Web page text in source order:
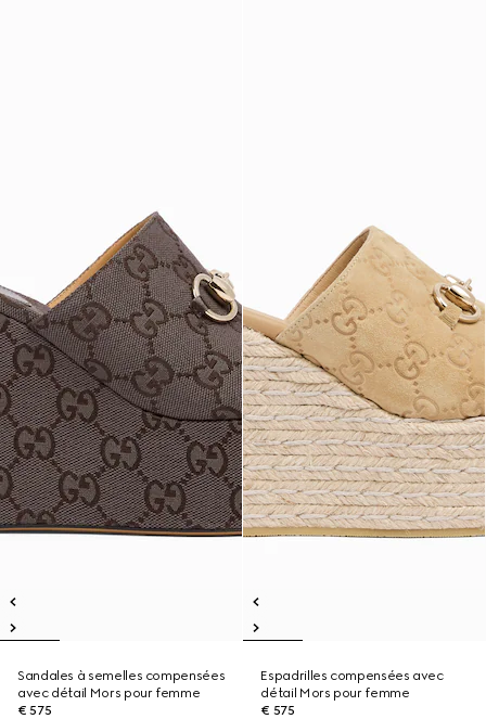
Sandales à semelles compensées
avec détail Mors pour femme
€ 575
Espadrilles compensées avec
détail Mors pour femme
€ 575